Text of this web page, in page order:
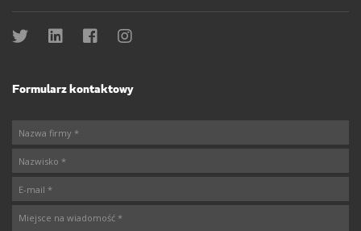
Formularz kontaktowy